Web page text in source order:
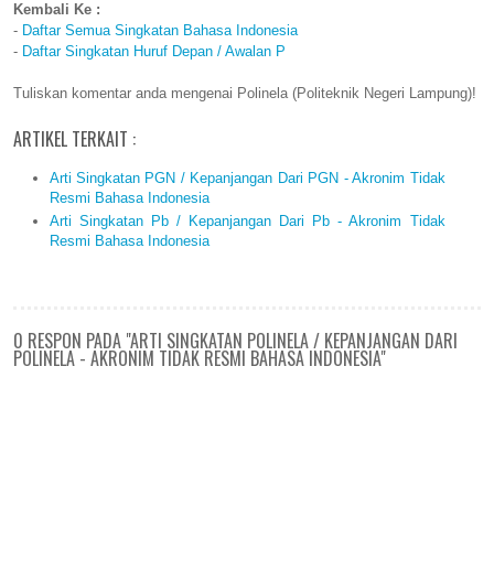
Kembali Ke :
- Daftar Semua Singkatan Bahasa Indonesia
- Daftar Singkatan Huruf Depan / Awalan P
Tuliskan komentar anda mengenai Polinela (Politeknik Negeri Lampung)!
ARTIKEL TERKAIT :
Arti Singkatan PGN / Kepanjangan Dari PGN - Akronim Tidak
Resmi Bahasa Indonesia
Arti Singkatan Pb / Kepanjangan Dari Pb - Akronim Tidak
Resmi Bahasa Indonesia
0 RESPON PADA "ARTI SINGKATAN POLINELA / KEPANJANGAN DARI
POLINELA - AKRONIM TIDAK RESMI BAHASA INDONESIA"